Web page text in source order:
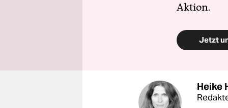
Aktion.
Jetzt
Heike